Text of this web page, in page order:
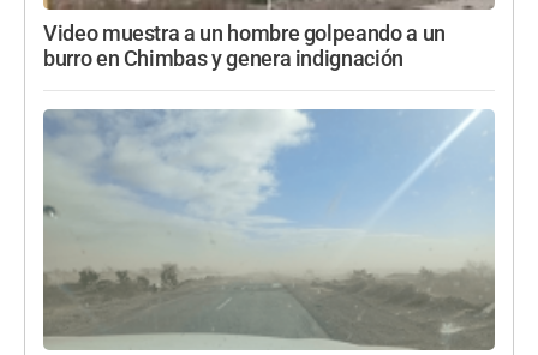
Video muestra a un hombre golpeando a un
burro en Chimbas y genera indignación